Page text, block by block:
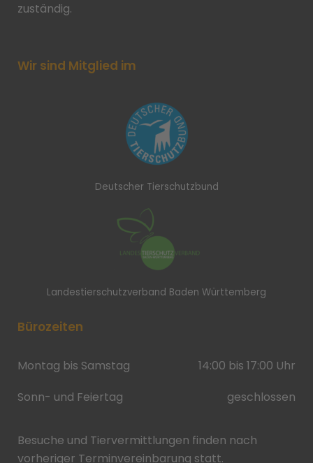
zuständig.
Wir sind Mitglied im
Deutscher Tierschutzbund
Landestierschutzverband Baden Württemberg
Bürozeiten
Montag bis Samstag
14:00 bis 17:00 Uhr
Sonn- und Feiertag
geschlossen
Besuche und Tiervermittlungen finden nach
vorheriger Terminvereinbarung statt.